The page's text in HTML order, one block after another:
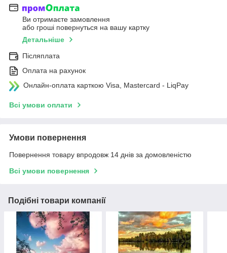
Ви отримаєте замовлення
або гроші повернуться на вашу картку
Детальніше
Післяплата
Оплата на рахунок
Онлайн-оплата карткою Visa, Mastercard - LiqPay
Всі умови оплати
Умови повернення
Повернення товару впродовж 14 днів за домовленістю
Всі умови повернення
Подібні товари компанії